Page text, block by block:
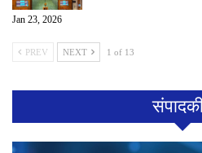
Jan 23, 2026
PREV NEXT 1 of 13